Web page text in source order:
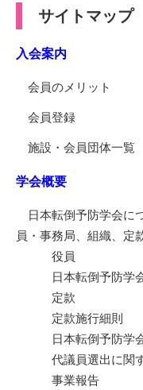
サイトマップ
入会案内
会員のメリット
会員登録
施設・会員団体一覧
学会概要
日本転倒予防学会に
員・事務局、組織、定
役員
日本転倒予防学
定款
定款施行細則
日本転倒予防学会
代議員選出に関す
事業報告